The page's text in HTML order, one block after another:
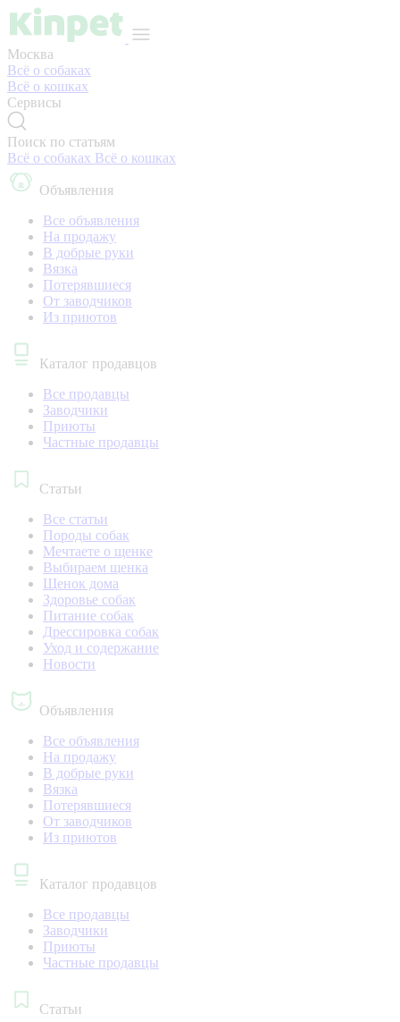
Москва
Всё о собаках
Всё о кошках
Сервисы
Поиск по статьям
Всё о собаках Всё о кошках
Объявления
Все объявления
На продажу
В добрые руки
Вязка
Потерявшиеся
От заводчиков
Из приютов
Каталог продавцов
Все продавцы
Заводчики
Приюты
Частные продавцы
Статьи
Все статьи
Породы собак
Мечтаете о щенке
Выбираем щенка
Щенок дома
Здоровье собак
Питание собак
Дрессировка собак
Уход и содержание
Новости
Объявления
Все объявления
На продажу
В добрые руки
Вязка
Потерявшиеся
От заводчиков
Из приютов
Каталог продавцов
Все продавцы
Заводчики
Приюты
Частные продавцы
Статьи